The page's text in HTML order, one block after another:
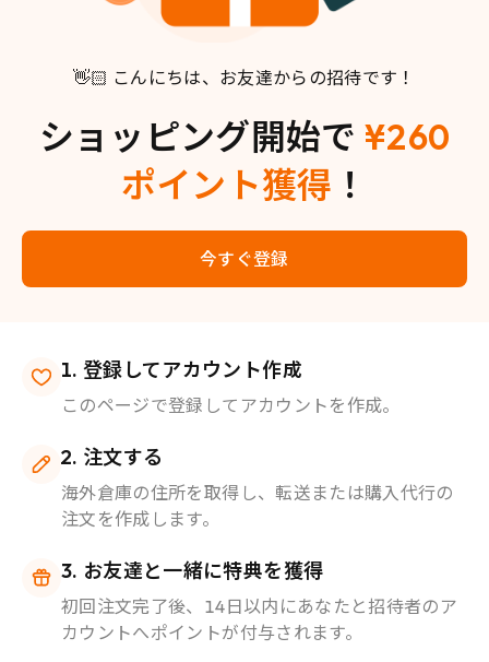
👋🏻 こんにちは、お友達からの招待です！
ショッピング開始で ¥260
ポイント獲得 ！
今すぐ登録
登録してアカウント作成
このページで登録してアカウントを作成。
注文する
海外倉庫の住所を取得し、転送または購入代行の
注文を作成します。
お友達と一緒に特典を獲得
初回注文完了後、14日以内にあなたと招待者のア
カウントへポイントが付与されます。